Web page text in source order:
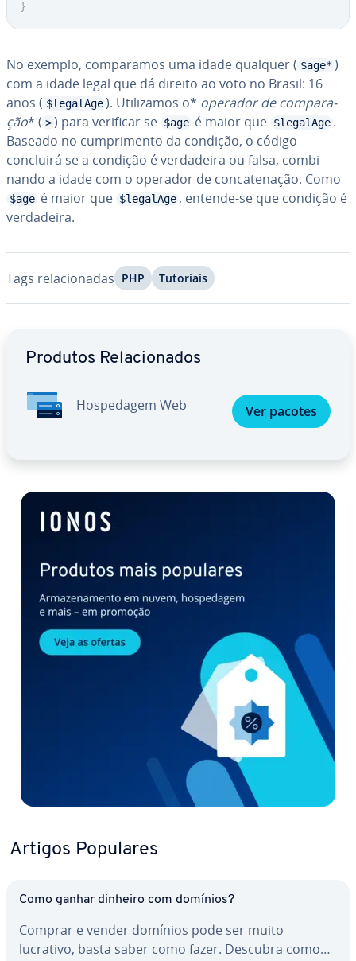
}
No exemplo, com­pa­ra­mos uma idade qualquer ( $age* )
com a idade legal que dá direito ao voto no Brasil: 16
anos ( $legalAge ). Uti­li­za­mos o* operador de com­pa­ra­
ção* ( > ) para verificar se $age é maior que $legalAge .
Baseado no cum­pri­mento da condição, o código
concluirá se a condição é ver­da­deira ou falsa, com­bi­
nando a idade com o operador de con­ca­te­na­ção. Como
$age é maior que $legalAge , entende-se que condição é
ver­da­deira.
Tags re­la­ci­o­na­das PHP Tutoriais
Produtos Re­la­ci­o­na­dos
Hos­pe­da­gem Web Ver pacotes
Artigos Populares
Como ganhar dinheiro com domínios?
Comprar e vender domínios pode ser muito
lucrativo, basta saber como fazer. Descubra como…